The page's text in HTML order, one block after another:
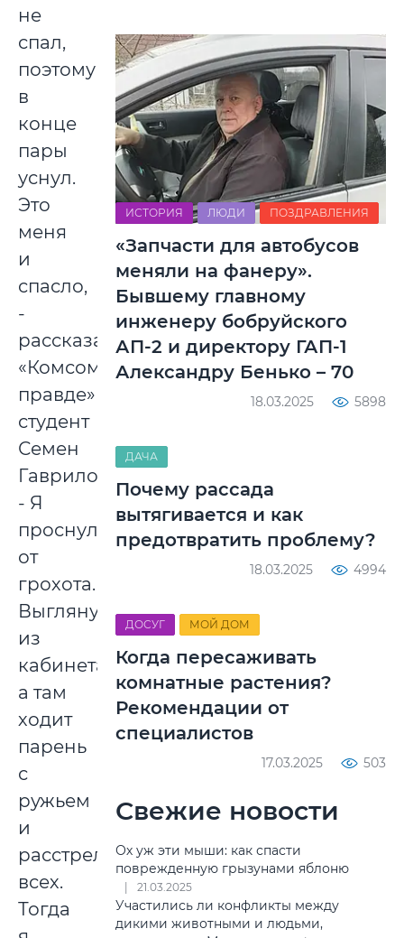
не
спал,
поэтому
в
конце
пары
уснул.
Это
меня
и
спасло,
-
рассказал
«Комсомольской
правде»
студент
Семен
Гаврилов.
- Я
проснулся
от
грохота.
Выглянул
из
кабинета,
а там
ходит
парень
с
ружьем
и
расстреливает
всех.
Тогда
ИСТОРИЯ ЛЮДИ ПОЗДРАВЛЕНИЯ
«Запчасти для автобусов
меняли на фанеру».
Бывшему главному
инженеру бобруйского
АП-2 и директору ГАП-1
Александру Бенько – 70
18.03.2025 5898
ДАЧА
Почему рассада
вытягивается и как
предотвратить проблему?
18.03.2025 4994
ДОСУГ МОЙ ДОМ
Когда пересаживать
комнатные растения?
Рекомендации от
специалистов
17.03.2025 503
Свежие новости
Ох уж эти мыши: как спасти
поврежденную грызунами яблоню
21.03.2025
Участились ли конфликты между
дикими животными и людьми,